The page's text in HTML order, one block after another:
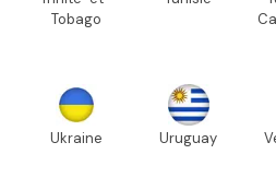
Tobago
Ukraine Uruguay